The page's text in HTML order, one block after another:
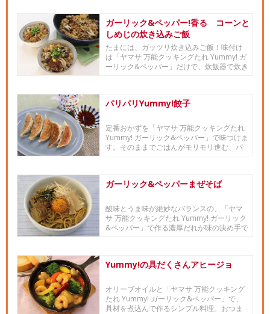
ガーリック&ペッパー!香る コーンと
しめじの炊き込みご飯
たまには、ガッツリ炊き込みご飯！味付け
は「ヤマサ 万能クッキングたれ Yummy! ガ
ーリック&ペッパー」だけで、炊飯器で炊き
パリパリYummy!餃子
定番おかずを「ヤマサ 万能クッキングたれ
Yummy! ガーリック&ペッパー」で味つけま
す。そのままでごはんがモリモリ進む、パ
ガーリック&ペッパーまぜそば
酸味とうま味が絶妙なバランスの、「ヤマ
サ 万能クッキングたれ Yummy! ガーリック
&ペッパー」で作る濃厚だれが味の決め手で
Yummy!の具だくさんアヒージョ
オリーブオイルと「ヤマサ 万能クッキング
たれ Yummy! ガーリック&ペッパー」で、
具材を煮込んで作るシンプル料理。おつま